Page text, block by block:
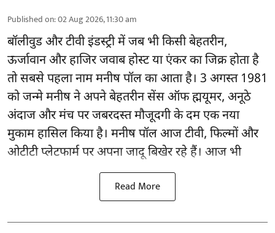
Published on:02 Aug 2026, 11:30 am
बॉलीवुड और टीवी इंडस्ट्री में जब भी किसी बेहतरीन,
ऊर्जावान और हाजिर जवाब होस्ट या एंकर का जिक्र होता है
तो सबसे पहला नाम मनीष पॉल का आता है। 3 अगस्त 1981
को जन्मे मनीष ने अपने बेहतरीन सेंस ऑफ ह्मयूमर, अनूठे
अंदाज और मंच पर जबरदस्त मौजूदगी के दम एक नया
मुकाम हासिल किया है। मनीष पॉल आज टीवी, फिल्मों और
ओटीटी प्लेटफार्म पर अपना जादू बिखेर रहे हैं। आज भी
Read More